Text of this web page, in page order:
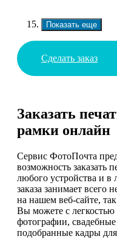
Показать еще
Сделать заказ
Заказать
рамки онлайн
Сервис ФотоПочта
возможность заказать
любого устройства и в
заказа занимает всего
на нашем веб-сайте,
Вы можете с
фотографии,
подобранные кадры